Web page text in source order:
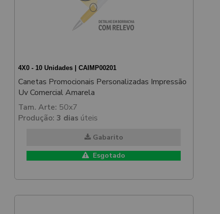
4X0 - 10 Unidades | CAIMP00201
Canetas Promocionais Personalizadas Impressão
Uv Comercial Amarela
Tam. Arte: 50x7
Produção: 3 dias úteis
Gabarito
Esgotado